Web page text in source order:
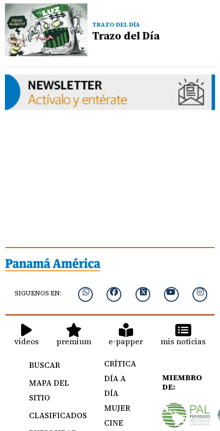
TRAZO DEL DÍA
Trazo del Día
SIGUENOS EN:
videos premium e-papper mis noticias
BUSCAR
MAPA DEL
SITIO
CLASIFICADOS
CRÍTICA
DÍA A
DÍA
MUJER
CINE
MIEMBRO
DE: